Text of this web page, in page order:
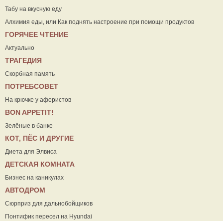
Табу на вкусную еду
Алхимия еды, или Как поднять настроение при помощи продуктов
ГОРЯЧЕЕ ЧТЕНИЕ
Актуально
ТРАГЕДИЯ
Скорбная память
ПОТРЕБСОВЕТ
На крючке у аферистов
ВON APPETIT!
Зелёные в банке
КОТ, ПЁС И ДРУГИЕ
Диета для Элвиса
ДЕТСКАЯ КОМНАТА
Бизнес на каникулах
АВТОДРОМ
Сюрприз для дальнобойщиков
Понтифик пересел на Hyundai